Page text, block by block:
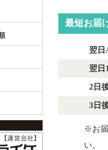
最短お届
翌日
翌日
2日
3日
※お届
い。